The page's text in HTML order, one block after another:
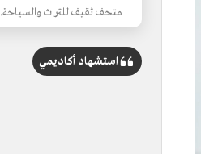
متحف ثقيف للتراث والسياحة.
استشهاد أكاديمي